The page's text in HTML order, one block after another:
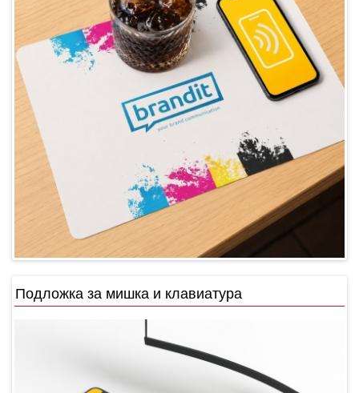
Подложка за мишка и клавиатура